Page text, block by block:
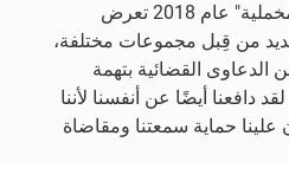
المدني لأنه بعد "الثورة المخملية" عام 2018 تعرض
من قِبل مجموعات مختلفة،
الدعاوى القضائية بتهمة
دافعنا أيضًا عن أنفسنا لأننا
حماية سمعتنا ومقاضاة